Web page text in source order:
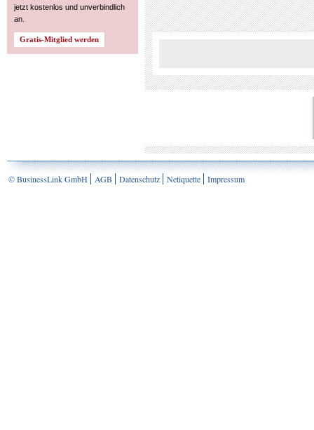
jetzt kostenlos und unverbindlich
an.
© BusinessLink GmbH AGB Datenschutz Netiquette Impressum